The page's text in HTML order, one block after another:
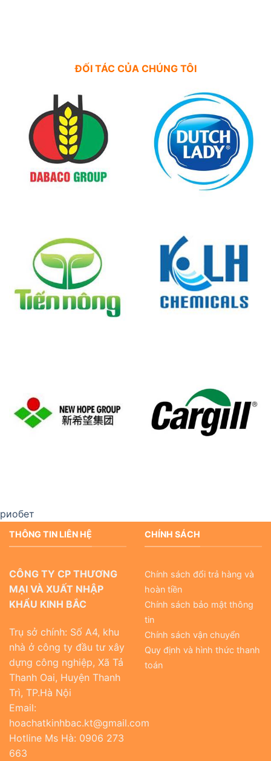
ĐỐI TÁC CỦA CHÚNG TÔI
риобет
THÔNG TIN LIÊN HỆ
CÔNG TY CP THƯƠNG
MẠI VÀ XUẤT NHẬP
KHẨU KINH BẮC
Trụ sở chính: Số A4, khu
nhà ở công ty đầu tư xây
dựng công nghiệp, Xã Tả
Thanh Oai, Huyện Thanh
Trì, TP.Hà Nội
Email:
hoachatkinhbac.kt@gmail.com
Hotline Ms Hà: 0906 273
663
CHÍNH SÁCH
Chính sách đổi trả hàng và
hoàn tiền
Chính sách bảo mật thông
tin
Chính sách vận chuyển
Quy định và hình thức thanh
toán